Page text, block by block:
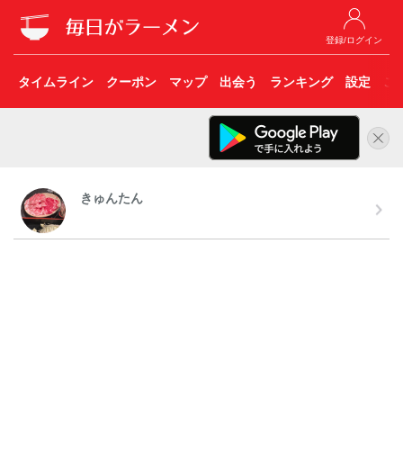
登録/ログイン
タイムライン クーポン マップ 出会う ランキング 設定 こ
きゅんたん